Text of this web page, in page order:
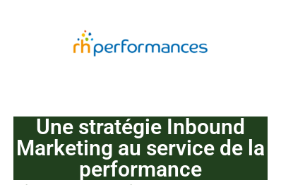
Une stratégie Inbound
Marketing au service de la
performance